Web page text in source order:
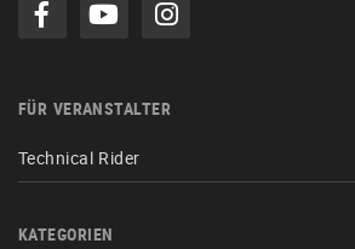
FÜR VERANSTALTER
Technical Rider
KATEGORIEN